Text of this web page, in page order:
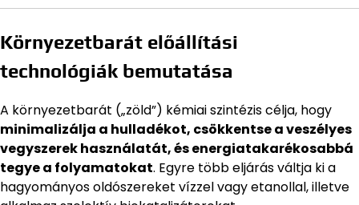
Környezetbarát előállítási
technológiák bemutatása
A környezetbarát („zöld”) kémiai szintézis célja, hogy
minimalizálja a hulladékot, csökkentse a veszélyes
vegyszerek használatát, és energiatakarékosabbá
tegye a folyamatokat. Egyre több eljárás váltja ki a
hagyományos oldószereket vízzel vagy etanollal, illetve